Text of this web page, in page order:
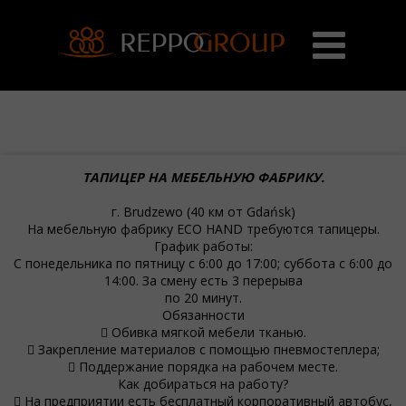
ТАПИЦЕР НА МЕБЕЛЬНУЮ ФАБРИКУ.
г. Brudzewo (40 км от Gdańsk)
На мебельную фабрику ECO HAND требуются тапицеры.
График работы:
С понедельника по пятницу с 6:00 до 17:00; суббота с 6:00 до
14:00. За смену есть 3 перерыва
по 20 минут.
Обязанности
 Обивка мягкой мебели тканью.
 Закрепление материалов с помощью пневмостеплера;
 Поддержание порядка на рабочем месте.
Как добираться на работу?
 На предприятии есть бесплатный корпоративный автобус,